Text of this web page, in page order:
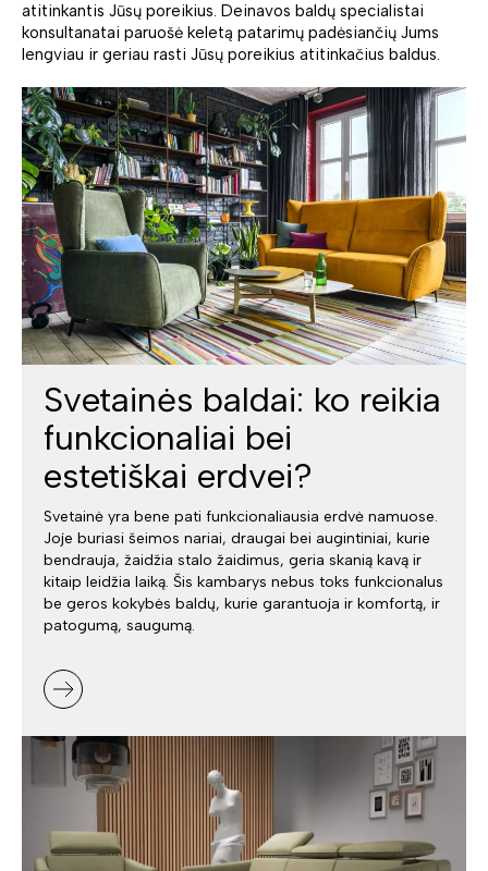
atitinkantis Jūsų poreikius. Deinavos baldų specialistai
konsultanatai paruošė keletą patarimų padėsiančių Jums
lengviau ir geriau rasti Jūsų poreikius atitinkačius baldus.
Svetainės baldai: ko reikia
funkcionaliai bei
estetiškai erdvei?
Svetainė yra bene pati funkcionaliausia erdvė namuose.
Joje buriasi šeimos nariai, draugai bei augintiniai, kurie
bendrauja, žaidžia stalo žaidimus, geria skanią kavą ir
kitaip leidžia laiką. Šis kambarys nebus toks funkcionalus
be geros kokybės baldų, kurie garantuoja ir komfortą, ir
patogumą, saugumą.